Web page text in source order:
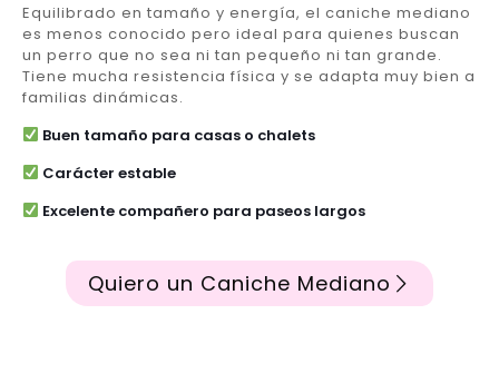
Equilibrado en tamaño y energía, el caniche mediano
es menos conocido pero ideal para quienes buscan
un perro que no sea ni tan pequeño ni tan grande.
Tiene mucha resistencia física y se adapta muy bien a
familias dinámicas.
Buen tamaño para casas o chalets
Carácter estable
Excelente compañero para paseos largos
Quiero un Caniche Mediano